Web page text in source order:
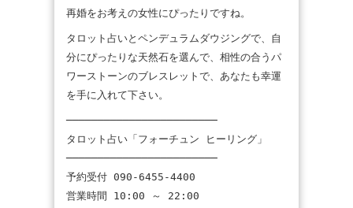
再婚をお考えの女性にぴったりですね。
タロット占いとペンデュラムダウジングで、自
分にぴったりな天然石を選んで、相性の合うパ
ワーストーンのブレスレットで、あなたも幸運
を手に入れて下さい。
────────────────────────
タロット占い「フォーチュン ヒーリング」
────────────────────────
予約受付 090-6455-4400
営業時間 10:00 ～ 22:00